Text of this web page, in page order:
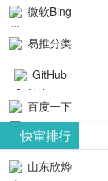
年最新电影
的在线观
看，快来碟
调电影网在
线观看最新
热门影视作
微软Bing
易推分类
目录网
GitHub
百度一下
快审排行
山东欣烨